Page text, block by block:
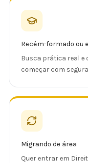
Recém-formado ou
Busca prática real e
começar com
Migrando de área
Quer entrar em